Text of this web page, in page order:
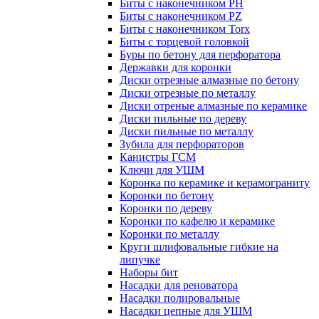
Биты с наконечником PH
Биты с наконечником PZ
Биты с наконечником Torx
Биты с торцевой головкой
Буры по бетону для перфоратора
Державки для коронки
Диски отрезные алмазные по бетону
Диски отрезные по металлу
Диски отреные алмазные по керамике
Диски пильные по дереву
Диски пильные по металлу
Зубила для перфораторов
Канистры ГСМ
Ключи для УШМ
Коронка по керамике и керамограниту
Коронки по бетону
Коронки по дереву
Коронки по кафелю и керамике
Коронки по металлу
Круги шлифовальные гибкие на
липучке
Наборы бит
Насадки для реноватора
Насадки полировальные
Насадки цепные для УШМ